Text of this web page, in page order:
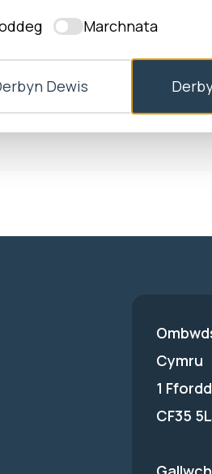
iddynt yn barod. Yn
a’r angen i gysylltu
ffordd briodol o ddatrys y
Cymru
1
CF35
Marchnata
Dewis